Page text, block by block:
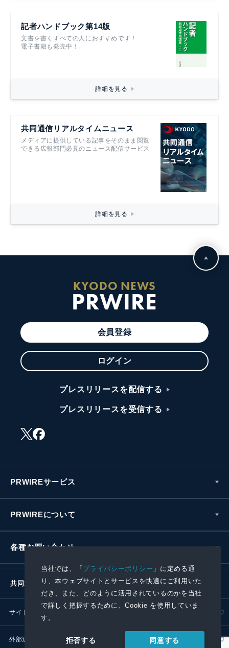
当社では、「プライバシーポリシー 」に定める通
り、本ウェブサイトとサービスを快適にご利用いた
だき、また、どのように活用されているのかを当社
で詳しく把握するために、Cookie を使用していま
す。
拒否する 同意する
記者ハンドブック第14版
文書を書くすべての人におすすめです！
電子書籍も発売中！
詳細を見る
共同通信リアルタイムニュース
メディアに提供している記事をそのまま閲覧
できる広報部門必見のニュース配信サービス
詳細を見る
KYODO NEWS
PRWIRE
会員登録
ログイン
プレスリリースを配信する
プレスリリースを受信する
PRWIREサービス
PRWIREについて
各種お問い合わせ
共同通信社グループ
サイトポリシー
外部送信ポリシー プレスリリース取扱基準